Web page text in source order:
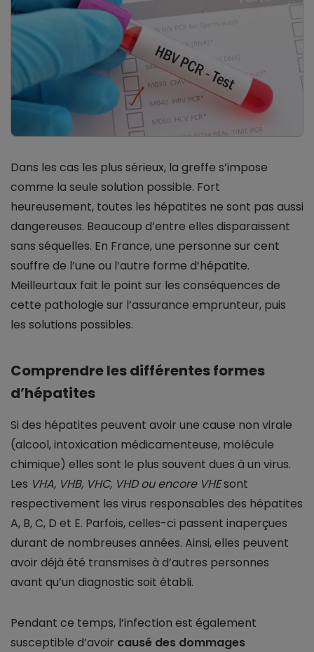
Dans les cas les plus sérieux, la greffe s’impose
comme la seule solution possible. Fort
heureusement, toutes les hépatites ne sont pas aussi
dangereuses. Beaucoup d’entre elles disparaissent
sans séquelles. En France, une personne sur cent
souffre de l’une ou l’autre forme d’hépatite.
Meilleurtaux fait le point sur les conséquences de
cette pathologie sur l’assurance emprunteur, puis
les solutions possibles.
Comprendre les différentes formes
d’hépatites
Si des hépatites peuvent avoir une cause non virale
(alcool, intoxication médicamenteuse, molécule
chimique) elles sont le plus souvent dues à un virus.
Les VHA, VHB, VHC, VHD ou encore VHEsont
respectivement les virus responsables des hépatites
A, B, C, D et E. Parfois, celles-ci passent inaperçues
durant de nombreuses années. Ainsi, elles peuvent
avoir déjà été transmises à d’autres personnes
avant qu’un diagnostic soit établi.
Pendant ce temps, l’infection est également
susceptible d’avoir causé des dommages